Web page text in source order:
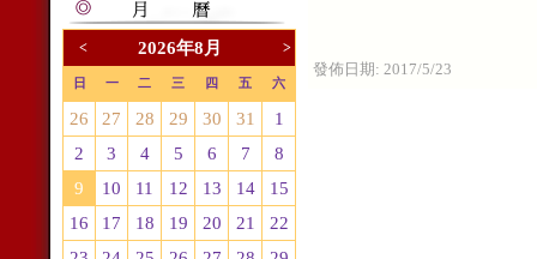
< 2026年8月 >
日 一 二 三 四 五 六
26 27 28 29 30 31
1
2
3 4 5 6 7
8
9
10 11 12 13 14
15
16
17 18 19 20 21
22
發佈日期: 2017/5/23